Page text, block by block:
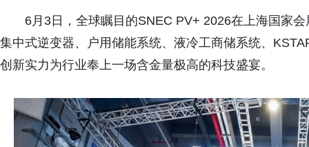
6月3日，全球瞩目的SNEC PV+ 2026在上海国家
集中式逆变器、户用储能系统、液冷工商储系统、
创新实力为行业奉上一场含金量极高的科技盛宴。